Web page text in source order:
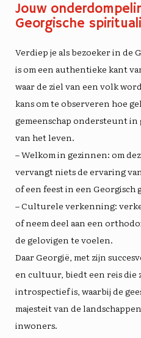
Jouw
Georgische
Verdiep je als bezoeker in de
is om een ​​authentieke kant
waar de ziel van een volk
kans om te observeren hoe
gemeenschap ondersteunt
van het leven.
– Welkom in gezinnen: om
vervangt niets de ervaring
of een feest in een Georgisch
– Culturele verkenning:
of neem deel aan een
de gelovigen te voelen.
DaarGeorgië, met zijn
en cultuur, biedt een reis die
introspectief is, waarbij de
majesteit van de
inwoners.